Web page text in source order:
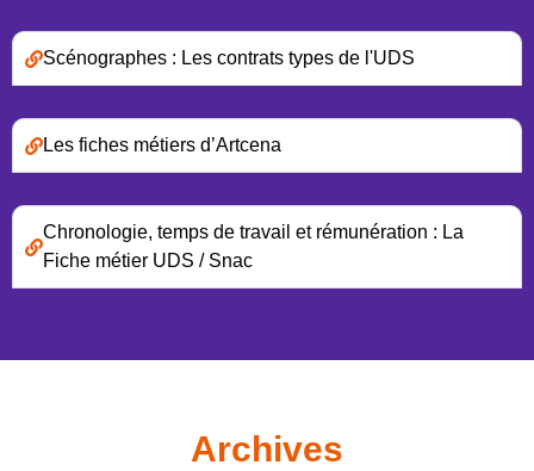
Scénographes : Les contrats types de l'UDS
Les fiches métiers d’Artcena
Chronologie, temps de travail et rémunération : La
Fiche métier UDS / Snac
Archives